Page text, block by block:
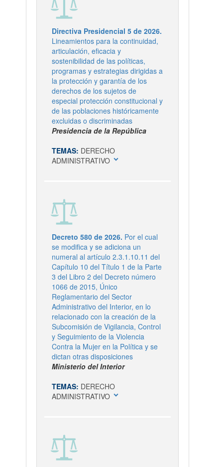
Directiva Presidencial 5 de 2026.
Lineamientos para la continuidad,
articulación, eficacia y
sostenibilidad de las políticas,
programas y estrategias dirigidas a
la protección y garantía de los
derechos de los sujetos de
especial protección constitucional y
de las poblaciones históricamente
excluidas o discriminadas
Presidencia de la República
TEMAS: DERECHO
ADMINISTRATIVO expand_more
Decreto 580 de 2026. Por el cual
se modifica y se adiciona un
numeral al artículo 2.3.1.10.11 del
Capítulo 10 del Título 1 de la Parte
3 del Libro 2 del Decreto número
1066 de 2015, Único
Reglamentario del Sector
Administrativo del Interior, en lo
relacionado con la creación de la
Subcomisión de Vigilancia, Control
y Seguimiento de la Violencia
Contra la Mujer en la Política y se
dictan otras disposiciones
Ministerio del Interior
TEMAS: DERECHO
ADMINISTRATIVO expand_more